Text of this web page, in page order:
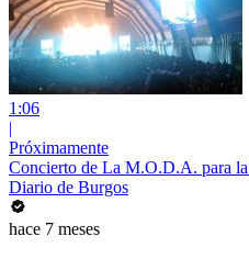
1:06
|
Próximamente
Concierto de La M.O.D.A. para
Diario de Burgos
hace 7 meses